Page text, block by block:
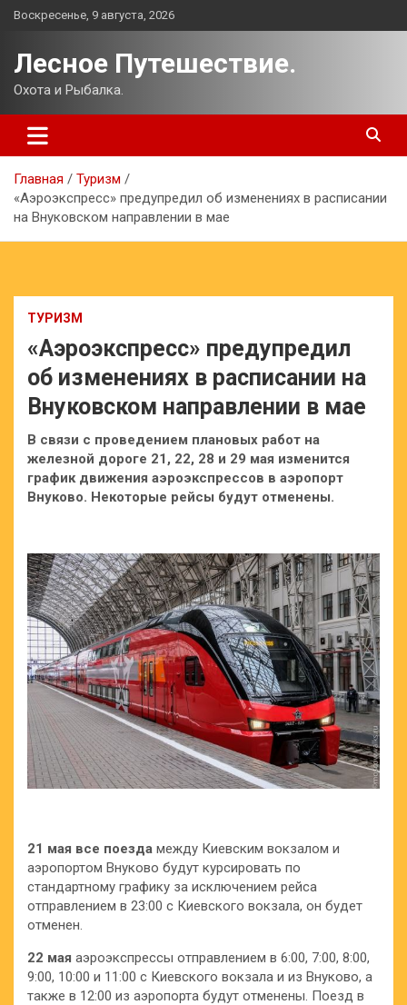
Перейти
Воскресенье, 9 августа, 2026
Лесное Путешествие.
Охота и Рыбалка.
Главная
Туризм
«Аэроэкспресс» предупредил об изменениях в расписании
на Внуковском направлении в мае
ТУРИЗМ
«Аэроэкспресс» предупредил
об изменениях в расписании на
Внуковском направлении в мае
В связи с проведением плановых работ на
железной дороге 21, 22, 28 и 29 мая изменится
график движения аэроэкспрессов в аэропорт
Внуково. Некоторые рейсы будут отменены.
21 мая все поезда между Киевским вокзалом и
аэропортом Внуково будут курсировать по
стандартному графику за исключением рейса
отправлением в 23:00 с Киевского вокзала, он будет
отменен.
22 мая аэроэкспрессы отправлением в 6:00, 7:00, 8:00,
9:00, 10:00 и 11:00 с Киевского вокзала и из Внуково, а
также в 12:00 из аэропорта будут отменены. Поезд в